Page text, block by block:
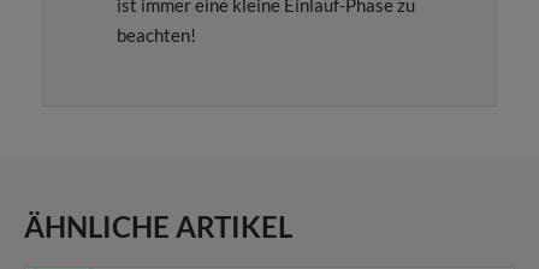
ist immer eine kleine Einlauf-Phase zu
beachten!
ÄHNLICHE ARTIKEL